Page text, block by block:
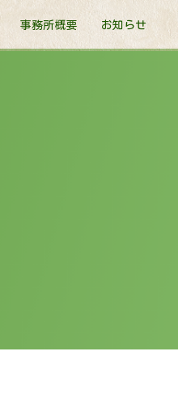
事務所概要 お知らせ